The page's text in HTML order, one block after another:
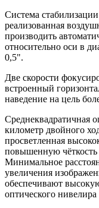
Система
реализованная
производить
относительно оси в
0,5".
Две скорости
встроенный
наведение на цель
Среднеквадратичная
километр двойного
просветленная
повышенную чёткость
Минимальное
увеличения
обеспечивают
оптического